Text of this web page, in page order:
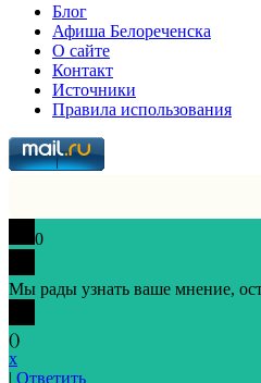
Блог
Афиша Белореченска
О сайте
Контакт
Источники
Правила использования
0
Мы рады узнать ваше мнение,
()
x
| Ответить